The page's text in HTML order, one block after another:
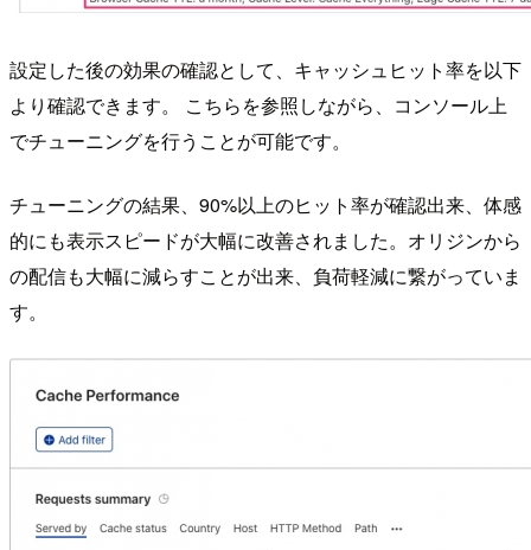
設定した後の効果の確認として、キャッシュヒット率を以下
より確認できます。 こちらを参照しながら、コンソール上
でチューニングを行うことが可能です。
チューニングの結果、90%以上のヒット率が確認出来、体感
的にも表示スピードが大幅に改善されました。オリジンから
の配信も大幅に減らすことが出来、負荷軽減に繋がっていま
す。